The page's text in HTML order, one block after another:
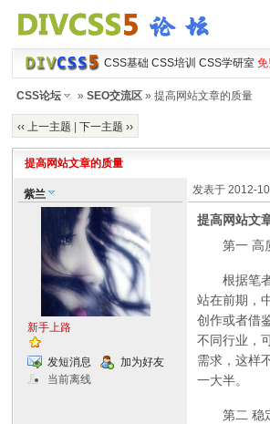
CSS基础 CSS培训 CSS学研室
CSS论坛 »SEO交流区 » 提高网站文章的质量
‹‹ 上一主题 |下一主题 ››
提高网站文章的质量
紫兰
新手上路
发短消息
加为好友
当前离线
发表于 2012-
提高网站文
第一 高质
根据笔者
站在前期，
创作或者借
不同行业，
需求，这样
一大半。
第二 稳定